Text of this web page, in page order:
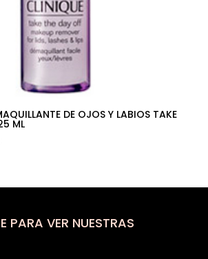
DE OJOS Y LABIOS TAKE
ML
PARA VER NUESTRAS